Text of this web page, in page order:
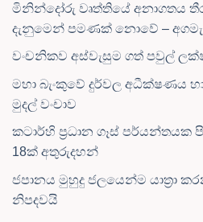
මිනින්දෝරු වෘත්තියේ අනාගතය
දැනුමෙන් පමණක් නොවේ –
වංචනිකව අස්වැසුම ගත් පවුල්
මහා බැංකුවේ දුර්වල අධීක්ෂණය
මුදල් වංචාව
කටාර්හි ප්‍රධාන ගෑස් පර්යන්තයක
18ක් අතුරුදහන්
ජපානය මුහුදු ජලයෙන්ම යාත්‍රා
නිපදවයි